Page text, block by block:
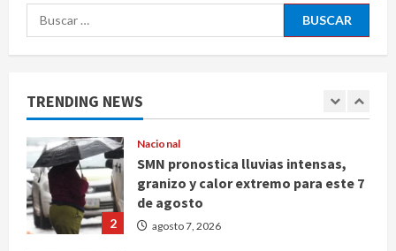
Buscar:
TRENDING NEWS
extorsión en zona aguacatera y
2
SMN pronostica lluvias intensas,
granizo y calor extremo para este 7
de agosto
agosto 7, 2026